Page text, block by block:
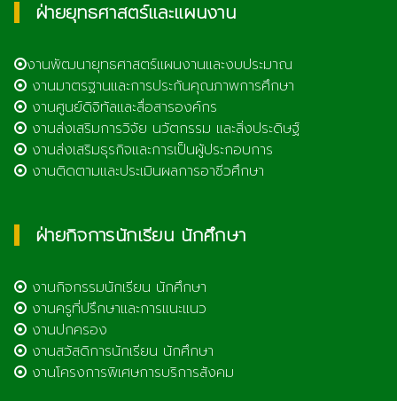
ฝ่ายยุทธศาสตร์และแผนงาน
งานพัฒนายุทธศาสตร์แผนงานและงบประมาณ
งานมาตรฐานและการประกันคุณภาพการศึกษา
งานศูนย์ดิจิทัลและสื่อสารองค์กร
งานส่งเสริมการวิจัย นวัตกรรม และสิ่งประดิษฐ์
งานส่งเสริมธุรกิจและการเป็นผู้ประกอบการ
งานติดตามและประเมินผลการอาชีวศึกษา
ฝ่ายกิจการนักเรียน นักศึกษา
งานกิจกรรมนักเรียน นักศึกษา
งานครูที่ปรึกษาและการแนะแนว
งานปกครอง
งานสวัสดิการนักเรียน นักศึกษา
งานโครงการพิเศษการบริการสังคม